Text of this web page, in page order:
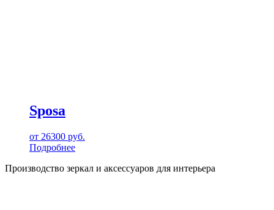
Sposa
от 26300 руб.
Подробнее
Производство зеркал и аксессуаров для интерьера